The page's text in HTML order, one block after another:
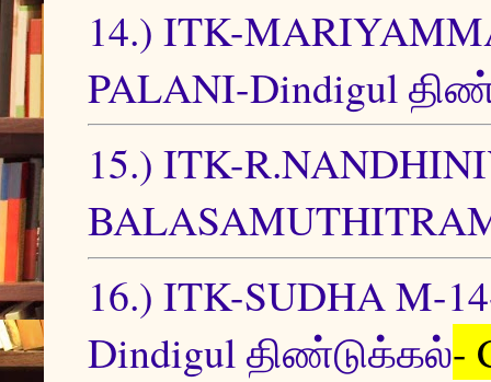
14.) ITK-
PALANI-Dindigul
15.) ITK-
16.) ITK-SUDHA M-
Dindigul திண்டுக்கல்-